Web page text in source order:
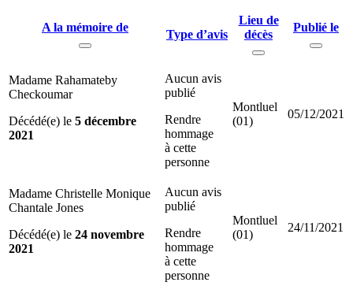
A la mémoire de
Type d’avis
Lieu de
décès
Publié le
Madame Rahamateby
Checkoumar
Décédé(e) le 5 décembre
2021
Aucun avis
publié
Rendre
hommage
à cette
personne
Montluel
(01)
05/12/2021
Madame Christelle Monique
Chantale Jones
Décédé(e) le 24 novembre
2021
Aucun avis
publié
Rendre
hommage
à cette
personne
Montluel
(01)
24/11/2021